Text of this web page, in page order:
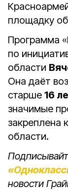
площадку
Программа
по
области
Она даёт
старше 16
значимые
закреплена
области.
новости